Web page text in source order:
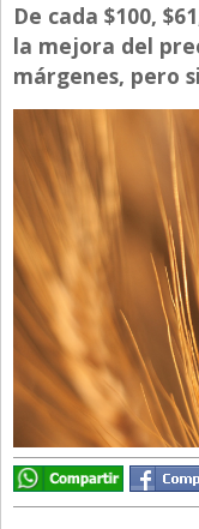
Coleccionistas
Con Estilo
De Bolsillo
Diarios de Argentina
Diarios del Mundo
Directivos
Ecología y
Economía
El Experto
El Innovador
El Precio Que Yo Ví
Entrevista
De cada $100,
la mejora del
márgenes, pero